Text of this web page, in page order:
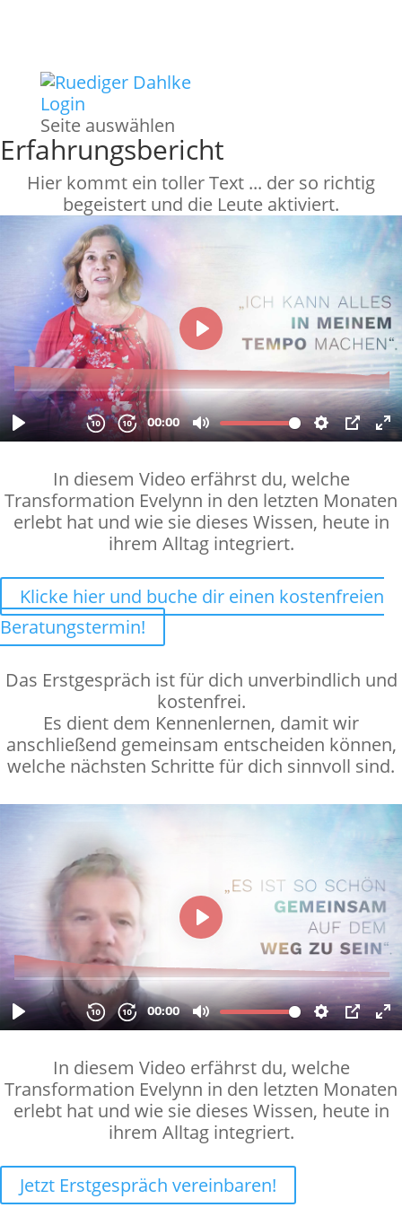
Login
Seite auswählen
Erfahrungsbericht
Hier kommt ein toller Text ... der so richtig
begeistert und die Leute aktiviert.
In diesem Video erfährst du, welche
Transformation Evelynn in den letzten Monaten
erlebt hat und wie sie dieses Wissen, heute in
ihrem Alltag integriert.
Klicke hier und buche dir einen kostenfreien
Beratungstermin!
Das Erstgespräch ist für dich unverbindlich und
kostenfrei.
Es dient dem Kennenlernen, damit wir
anschließend gemeinsam entscheiden können,
welche nächsten Schritte für dich sinnvoll sind.
In diesem Video erfährst du, welche
Transformation Evelynn in den letzten Monaten
erlebt hat und wie sie dieses Wissen, heute in
ihrem Alltag integriert.
Jetzt Erstgespräch vereinbaren!